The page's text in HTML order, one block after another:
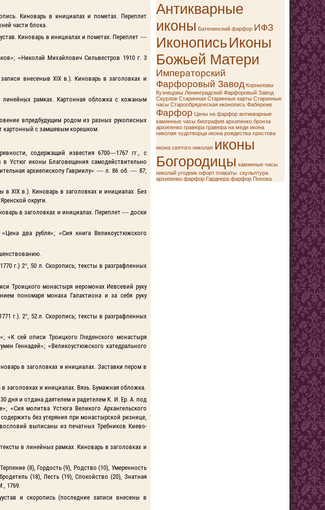
Киноварь в инициалах и пометах. Переплет
части блока.
Киноварь в инициалах и пометах. Переплет —
«Николай Михайлович Сильвестров 1910 г. 3
внесеныв XIX в.). Киноварь в заголовках и
линейных рамках. Картонная обложка с кожаным
впредбудущим родом из разных рукописных
картонный с замшевым корешком.
содержащий известия 6700—1767 гг., с
Устюг иконы Благовещения самодействительно
архиепископу Гавриилу» — л. 86 об. — 87;
в XIX в.). Киноварь в заголовках и инициалах. Без
округи.
в заголовках и инициалах. Переплет — доски
два рубля»; «Сия книга Великоустюжского
г.) 2°, 50 л. Скоропись; тексты в разграфленных
Троицкого монастыря иеромонах Иевсевий руку
пономаря монаха Галактиона и за себя руку
г.). 2°, 52 л. Скоропись; тексты в разграфленных
«К сей описи Троицкого Гледенского монастыря
Геннадей»; «Великоустюжского катедрального
в заголовках и инициалах. Заставки пером в
в заголовках и инициалах. Вязь. Бумажная обложка.
дня и отдана даятелем и радетелем К. И. Ер. А. под
«Сия молитва Устюга Великого Архангельского
без утеряния при монастырской ризнице,
выписаны из печатных Требников Киево-
в линейных рамках. Киноварь в заголовках и
(8), Гордость (9), Родство (10), Умеренность
(18), Лесть (19), Спокойство (20), Знатная
1769.
и скоропись (последние записи внесены в
Антикварные
иконы Батенинский фарфор ИФЗ
ИконописьИконы
Божьей Матери
Императорский
Фарфоровый Завод Корниловы
Кузнецовы Ленинградский Фарфоровый Завод
Скурлов Старинная Старинные карты Старинные
часы Старообрядческая иконопись Фабереже
Фарфор Цены на фарфор антикварные
каминные часы биография архипенко бронза
архипенко гравюра гравюра на меди икона
николая чудотворца икона рождества христова
икона святого николая иконы
Богородицы каминные часы
николай угодник офорт плакаты. скульптура
архипенко фарфор Гарднера фарфор Попова